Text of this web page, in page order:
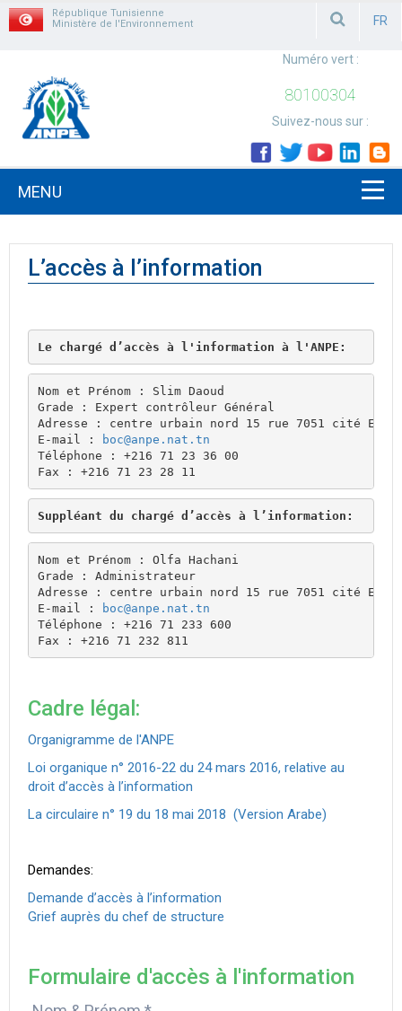
République Tunisienne
Ministère de l'Environnement
FR
Numéro vert :
80100304
Suivez-nous sur :
MENU
L’accès à l’information
Le chargé d’accès à l'information à l'ANPE:
Nom et Prénom : Slim Daoud
Grade : Expert contrôleur Général
Adresse : centre urbain nord 15 rue 7051 cité
E-mail :
boc@anpe.nat.tn
Téléphone : +216 71 23 36 00
Fax : +216 71 23 28 11
Suppléant du chargé d’accès à l’information:
Nom et Prénom : Olfa Hachani
Grade : Administrateur
Adresse : centre urbain nord 15 rue 7051 cité
E-mail :
boc@anpe.nat.tn
Téléphone : +216 71 233 600
Fax : +216 71 232 811
Cadre légal:
Organigramme de l'ANPE
Loi organique n° 2016-22 du 24 mars 2016, relative au
droit d’accès à l’information
La circulaire n° 19 du 18 mai 2018 (Version Arabe)
Demandes:
Demande d’accès à l’information
Grief auprès du chef de structure
Formulaire d'accès à l'information